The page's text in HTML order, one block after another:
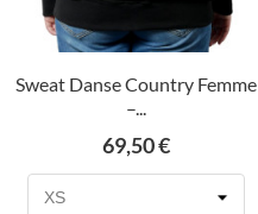
Sweat Danse Country Femme
–...
Prix
69,50 €